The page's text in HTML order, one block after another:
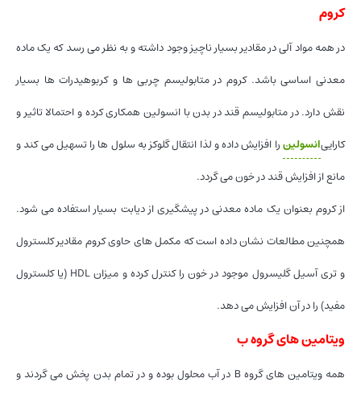
کروم
در همه مواد آلی در مقادیر بسیار ناچیز وجود داشته و به نظر می رسد که یک ماده
معدنی اساسی باشد. کروم در متابولیسم چربی ها و کربوهیدرات ها بسیار
نقش دارد. در متابولیسم قند در بدن با انسولین همکاری کرده و احتمالا تاثیر و
کاراییانسولینرا افزایش داده و لذا انتقال گلوکز به سلول ها را تسهیل می کند و
مانع از افزایش قند در خون می گردد.
از کروم بعنوان یک ماده معدنی در پیشگیری از دیابت بسیار استفاده می شود.
همچنین مطالعات نشان داده است که مکمل های حاوی کروم مقادیر کلسترول
و تری آسیل گلیسرول موجود در خون را کنترل کرده و میزان HDL (یا کلسترول
مفید) را در آن افزایش می دهد.
ویتامین های گروه ب
همه ویتامین های گروه B در آب محلول بوده و در تمام بدن پخش می گردند و